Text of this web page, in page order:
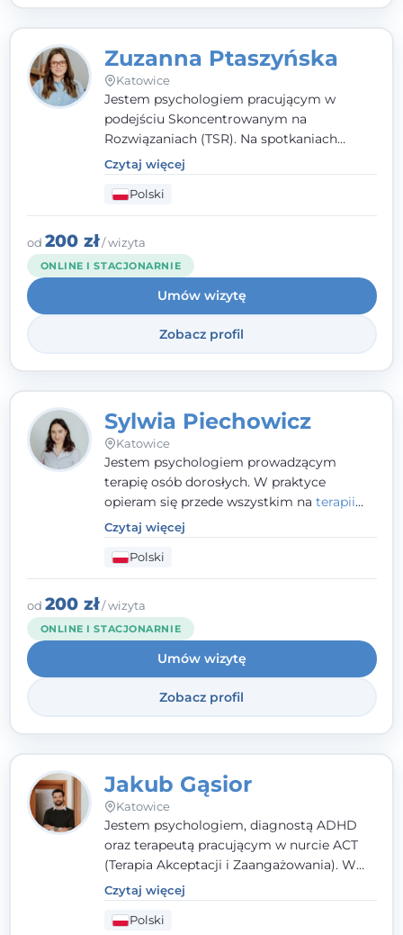
Zuzanna Ptaszyńska
Katowice
Jestem psychologiem pracującym w
podejściu Skoncentrowanym na
Rozwiązaniach (TSR). Na spotkaniach
pracuję w sposób dopasowany do Ciebie -
nawet jeśli na starcie nie wiesz dokładnie,
czego potrzebujesz, odkrywamy to razem,
krok po kroku. Towarzyszę dorosłym oraz
młodzieży od 13. roku życia.
Czytaj więcej
Polski
od 200 zł/ wizyta
ONLINE I STACJONARNIE
Umów wizytę
Zobacz profil
Sylwia Piechowicz
Katowice
Jestem psychologiem prowadzącym
terapię osób dorosłych. W praktyce
opieram się przede wszystkim na terapii
poznawczo-behawioralnej
podejściu skoncentrowanym na
rozwiązaniach (TSR) oraz Racjonalnej
Terapii Zachowania (RTZ). Dużą wagę
przykładam do relacji opartej na empatii,
poczuciu bezpieczeństwa i wzajemnym
zrozumieniu.
Czytaj więcej
Polski
od 200 zł/ wizyta
ONLINE I STACJONARNIE
Umów wizytę
Zobacz profil
Jakub Gąsior
Katowice
Jestem psychologiem, diagnostą ADHD
oraz terapeutą pracującym w nurcie ACT
(Terapia Akceptacji i Zaangażowania). W
kontakcie z pacjentem najważniejsze są dla
mnie serdeczność, zrozumienie i atmosfera
pełna ciepła. Wierzę, że skuteczna terapia
Czytaj więcej
Polski